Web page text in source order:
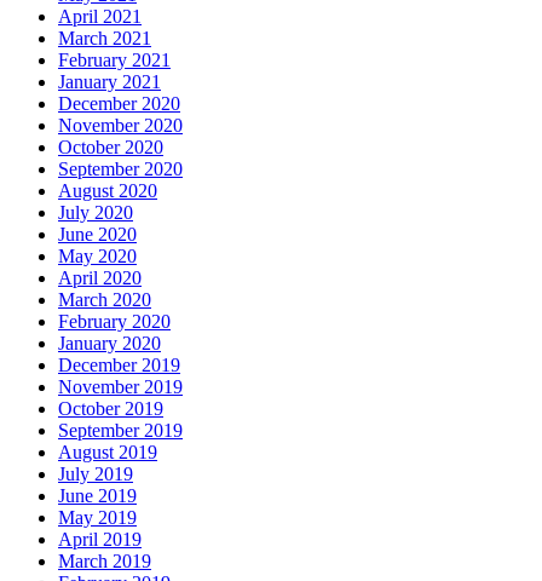
April 2021
March 2021
February 2021
January 2021
December 2020
November 2020
October 2020
September 2020
August 2020
July 2020
June 2020
May 2020
April 2020
March 2020
February 2020
January 2020
December 2019
November 2019
October 2019
September 2019
August 2019
July 2019
June 2019
May 2019
April 2019
March 2019